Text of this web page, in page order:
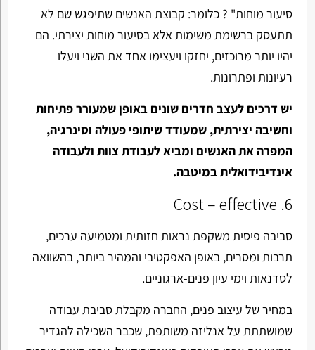
סיעור מוחות" ? כלומר: קבוצת האנשים שתיפגש שם לא
תתעסק ברשימת משימות אלא בסיעור מוחות יצירתי. הם
יהיו יותר מרוכזים, יחזקו ויעצימו אחד את השני ויעלו
רעיונות ופתרונות.
יש דרכים לעצב חדרים שונים באופן שמעורר פתיחות
וחשיבה יצירתית, שמעודד שיתופי פעולה וסינרגיה,
המפרה את האנשים ומביא לעבודת צוות ולעבודה
אינדיבידואלית במיטבה.
6. Cost – effective
סביבה פיסית משקפת נראות חזותית ומטמיעה ערכים,
תרבות ומסרים, באופן האפקטיבי והמהיר ביותר, בהשוואה
לסדנאות וימי עיון פנים-ארגוניים.
במחיר של עיצוב פנים, החברה מקבלת סביבת עבודה
שמושתתת על אנליזה משותפת, שכבר השכילה להגדיר